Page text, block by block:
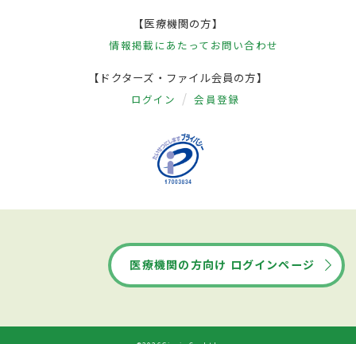
【医療機関の方】
情報掲載にあたって お問い合わせ
【ドクターズ・ファイル会員の方】
ログイン 会員登録
医療機関の方向け ログインページ